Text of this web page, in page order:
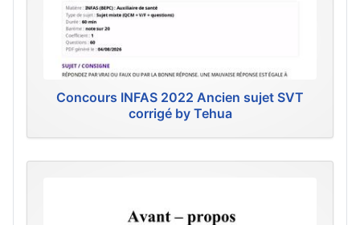
Concours INFAS 2022 Ancien sujet SVT
corrigé by Tehua